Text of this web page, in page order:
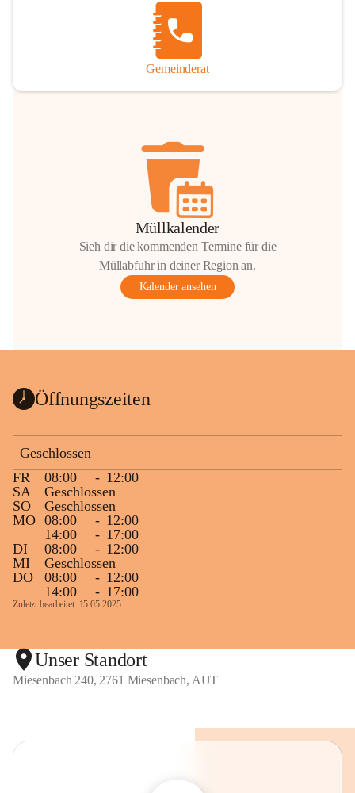
Gemeinderat
Müllkalender
Sieh dir die kommenden Termine für die
Müllabfuhr in deiner Region an.
Kalender ansehen
Öffnungszeiten
Geschlossen
FR
08:00 - 12:00
SA
Geschlossen
SO
Geschlossen
MO 08:00 - 12:00
14:00
- 17:00
DI
08:00 - 12:00
MI
Geschlossen
DO
08:00 - 12:00
14:00
- 17:00
Zuletzt bearbeitet: 15.05.2025
Unser Standort
Miesenbach 240, 2761 Miesenbach, AUT